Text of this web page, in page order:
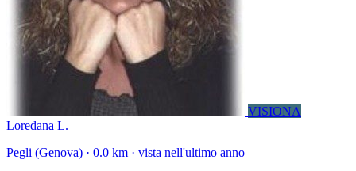
VISIONA
Loredana L.
Pegli (Genova) · 0.0 km · vista nell'ultimo anno